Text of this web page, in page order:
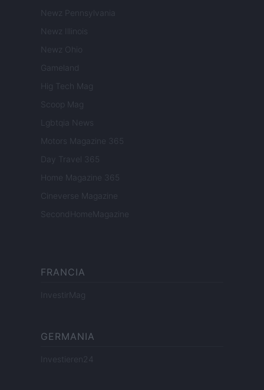
Newz Pennsylvania
Newz Illinois
Newz Ohio
Gameland
Hig Tech Mag
Scoop Mag
Lgbtqia News
Motors Magazine 365
Day Travel 365
Home Magazine 365
Cineverse Magazine
SecondHomeMagazine
FRANCIA
InvestirMag
GERMANIA
Investieren24